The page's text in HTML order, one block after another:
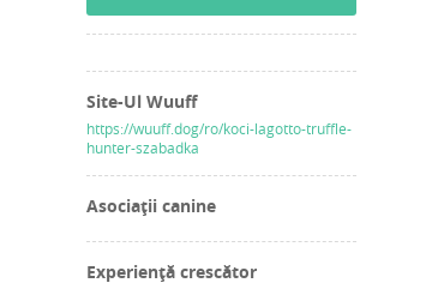
Site-Ul Wuuff
https://wuuff.dog/ro/koci-lagotto-truffle-
hunter-szabadka
Asociații canine
Experiență crescător